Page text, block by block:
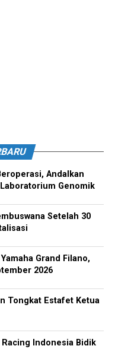
Andalkan
Genomik
Setelah 30
Grand Filano,
2026
Tongkat Estafet Ketua
Racing Indonesia Bidik